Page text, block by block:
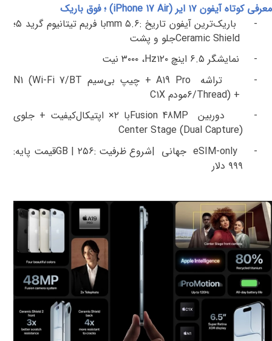
معرفی کوتاه آیفون ۱۷ ایر ( iPhone 17 Air) ؛ فوق باریک
-
باریک‌ترین آیفون تاریخ:۵.۶mmبا فریم تیتانیوم گرید ۵؛
Ceramic Shieldجلو و پشت
-
نمایشگر ۶.۵ اینچ ۱۲۰Hz، ۳۰۰۰ نیت
-
تراشه A19 Pro
+ چیپ بی‌سیم N1 (Wi-Fi 7/BT
6/Thread) +مودم C1X
-
دوربین Fusion 48MPبا ۲×
اپتیکال‌کیفیت + جلوی
Center Stage (Dual Capture)
-
eSIM-only جهانی |شروع ظرفیت :۲۵۶ GB |قیمت پایه:
۹۹۹ دلار